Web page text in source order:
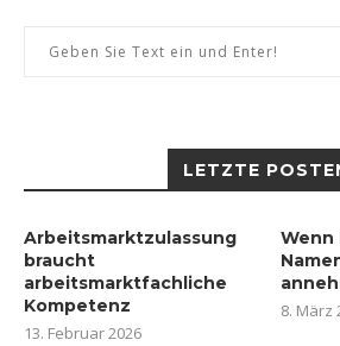
LETZTE
Arbeitsmarktzulassung
braucht
arbeitsmarktfachliche
Kompetenz
13. Februar 2026
Wenn
8. März